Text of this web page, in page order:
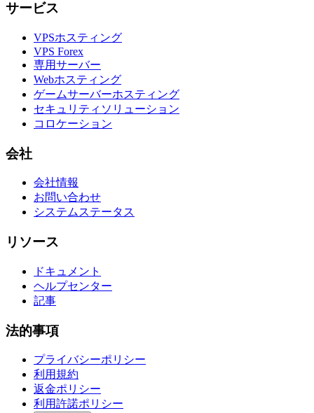
サービス
VPSホスティング
VPS Forex
専用サーバー
Webホスティング
ゲームサーバーホスティング
セキュリティソリューション
コロケーション
会社
会社情報
お問い合わせ
システムステータス
リソース
ドキュメント
ヘルプセンター
記事
法的事項
プライバシーポリシー
利用規約
返金ポリシー
利用許諾ポリシー